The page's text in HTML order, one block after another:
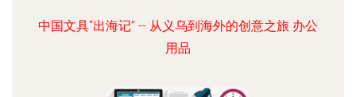
中国文具“出海记” -- 从义乌到海外的创意之旅 办公
用品